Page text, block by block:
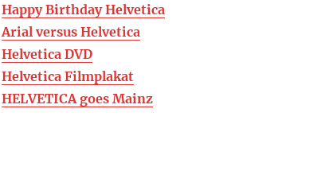
Happy Birthday Helvetica
Arial versus Helvetica
Helvetica DVD
Helvetica Filmplakat
HELVETICA goes Mainz